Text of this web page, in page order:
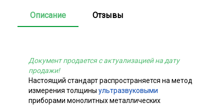
Описание Отзывы
Документ продается с актуализацией на дату
продажи!
Настоящий стандарт распространяется на метод
измерения толщины ультразвуковыми
приборами монолитных металлических